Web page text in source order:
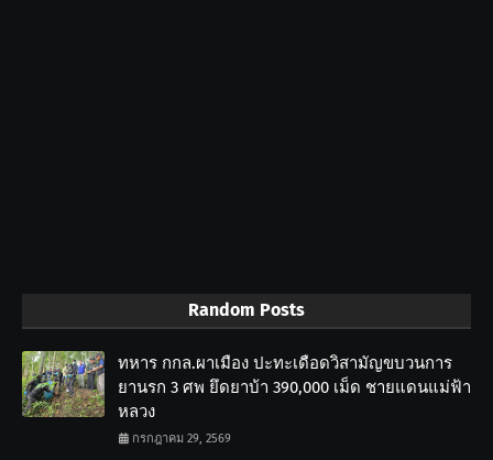
Random Posts
ทหาร กกล.ผาเมือง ปะทะเดือดวิสามัญขบวนการ
ยานรก 3 ศพ ยึดยาบ้า 390,000 เม็ด ชายแดนแม่ฟ้า
หลวง
กรกฎาคม 29, 2569